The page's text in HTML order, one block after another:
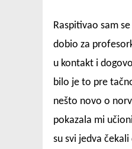
Raspitivao sam
dobio za
u kontakt i
bilo je to pre
nešto novo o
pokazala mi
su svi jedva